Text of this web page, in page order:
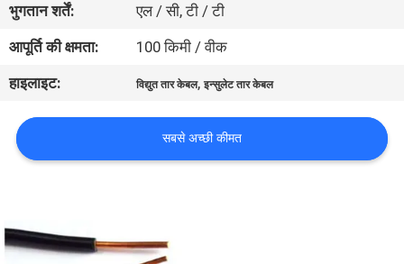
फैक्टरी
गुणवत्ता
नियंत्रण
संपर्क
भुगतान शर्तें:
एल / सी, टी / टी
आपूर्ति की क्षमता:
100 किमी / वीक
हाइलाइट:
विद्युत तार केबल,इन्सुलेट तार केबल
सबसे अच्छी कीमत